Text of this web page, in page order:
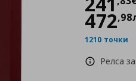
472,98
1210 точки
Релса